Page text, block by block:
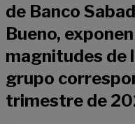
de Banco
Bueno,
magnitudes de
grupo
trimestre de